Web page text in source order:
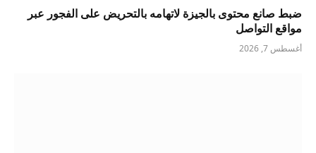
ضبط صانع محتوى بالجيزة لاتهامه بالتحريض على الفجور عبر
مواقع التواصل
أغسطس 7, 2026